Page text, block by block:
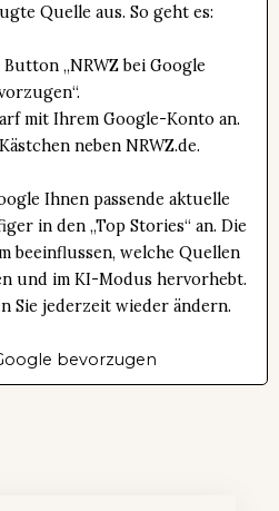
Quelle aus. So geht es:
„NRWZ bei Google
mit Ihrem Google-Konto an.
neben NRWZ.de.
Ihnen passende aktuelle
in den „Top Stories“ an. Die
beeinflussen, welche Quellen
und im KI-Modus hervorhebt.
Sie jederzeit wieder ändern.
bevorzugen